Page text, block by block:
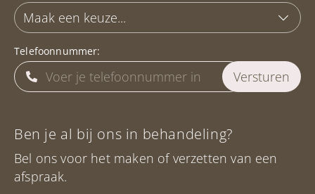
Telefoonnummer:
Ben je al bij ons in behandeling?
Bel ons voor het maken of verzetten van een
afspraak.